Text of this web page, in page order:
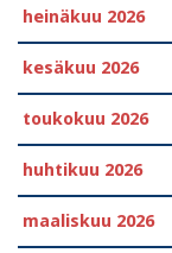
heinäkuu 2026
kesäkuu 2026
toukokuu 2026
huhtikuu 2026
maaliskuu 2026